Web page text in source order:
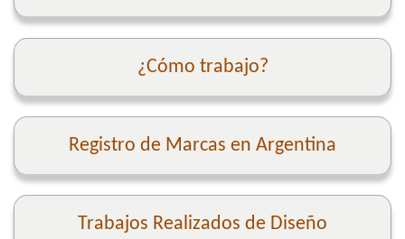
¿Cómo trabajo?
Registro de Marcas en Argentina
Trabajos Realizados de Diseño